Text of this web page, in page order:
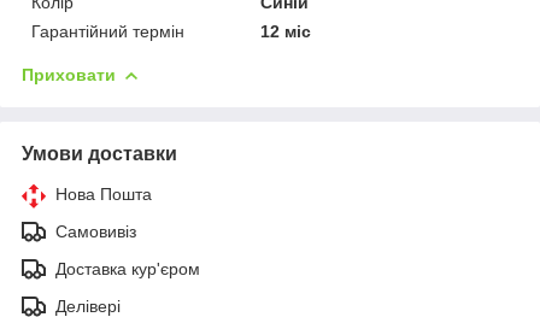
Гарантійний термін
12 міс
Приховати
Умови доставки
Нова Пошта
Самовивіз
Доставка кур'єром
Делівері